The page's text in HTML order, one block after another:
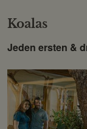
Koalas
Jeden ersten &